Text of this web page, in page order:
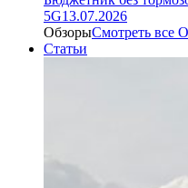
5G13.07.2026
ОбзорыСмотреть все
Статьи